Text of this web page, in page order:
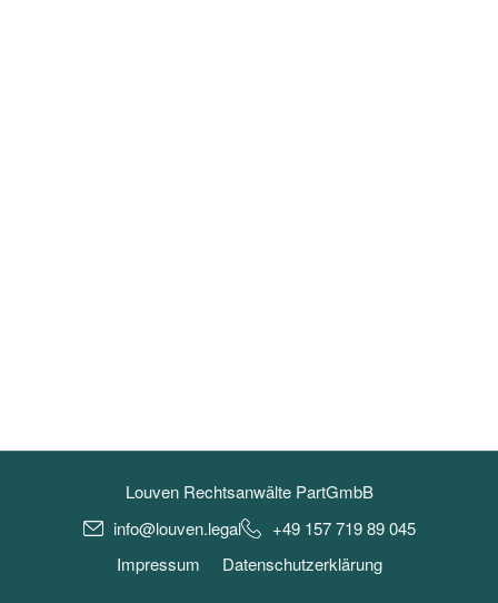
Louven Rechtsanwälte PartGmbB
info@louven.legal
+49 157 719 89 045
Impressum
Datenschutzerklärung